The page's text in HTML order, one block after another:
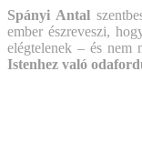
Spányi Antal
ember észreveszi,
elégtelenek – és nem
Istenhez való